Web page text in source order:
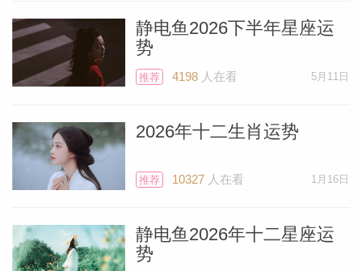
好时机。
水瓶座
人际关系现在很可能成为你的首要关注点。
周一，随着满月出现在你的潜意识领域，你
可能会准备着手一个艺术项目——独处的时
二充满喜悦的木星将进入你的伴侣宫，并在
未来一年对你的爱情生活产生美妙的影响。
静电鱼2026下半年星座运
势
推荐 4198人在看 5月11日
2026年十二生肖运势
推荐 10327人在看 1月16日
静电鱼2026年十二星座运
势